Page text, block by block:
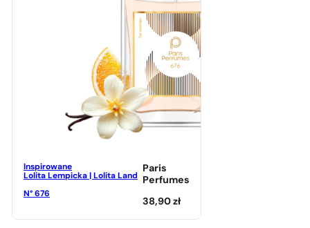
Inspirowane
Lolita Lempicka | Lolita Land
N° 676
Paris
Perfumes
38,90zł